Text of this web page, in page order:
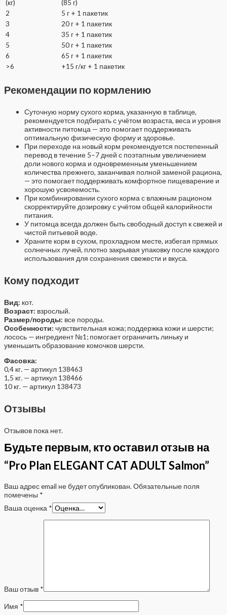
(кг)
(85 г)
2
5 г + 1 пакетик
3
20 г + 1 пакетик
4
35 г + 1 пакетик
5
50 г + 1 пакетик
6
65 г + 1 пакетик
>6
+15 г/кг + 1 пакетик
Рекомендации по кормлению
Суточную норму сухого корма, указанную в таблице,
рекомендуется подбирать с учётом возраста, веса и уровня
активности питомца — это помогает поддерживать
оптимальную физическую форму и здоровье.
При переходе на новый корм рекомендуется постепенный
перевод в течение 5–7 дней с поэтапным увеличением
доли нового корма и одновременным уменьшением
количества прежнего, заканчивая полной заменой рациона,
— это помогает поддерживать комфортное пищеварение и
хорошую усвояемость.
При комбинировании сухого корма с влажным рационом
скорректируйте дозировку с учётом общей калорийности
питания.
У питомца всегда должен быть свободный доступ к свежей и
чистой питьевой воде.
Храните корм в сухом, прохладном месте, избегая прямых
солнечных лучей, плотно закрывая упаковку после каждого
использования для сохранения свежести и вкуса.
Кому подходит
Вид: кот.
Возраст: взрослый.
Размер/породы: все породы.
Особенности: чувствительная кожа; поддержка кожи и шерсти;
лосось — ингредиент №1; помогает ограничить линьку и
уменьшить образование комочков шерсти.
Фасовка:
0,4 кг. — артикул 138463
1,5 кг. — артикул 138466
10 кг. — артикул 138473
Отзывы
Отзывов пока нет.
Будьте первым, кто оставил отзыв на
“Pro Plan ELEGANT CAT ADULT Salmon”
Ваш адрес email не будет опубликован. Обязательные поля
помечены *
Ваша оценка *
Ваш отзыв *
Имя *